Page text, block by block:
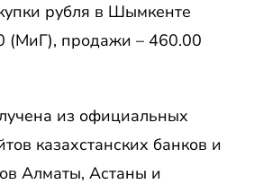
рубля в Шымкенте
(МиГ), продажи – 460.00
из официальных
казахстанских банков и
Алматы, Астаны и